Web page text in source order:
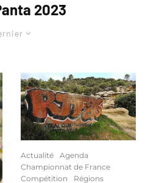
2023
Actualité
Agenda
Championnat de France
Compétition
Régions